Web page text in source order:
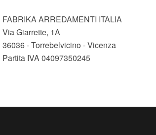
FABRIKA ARREDAMENTI ITALIA
Via Giarrette, 1A
36036 - Torrebelvicino - Vicenza
Partita IVA 04097350245